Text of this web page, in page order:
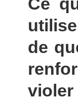
de